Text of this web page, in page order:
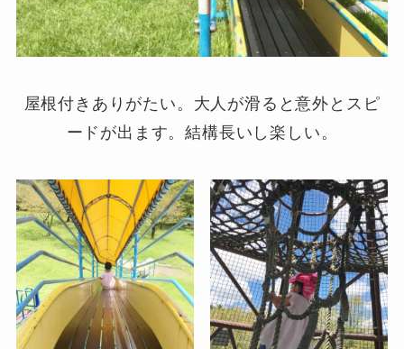
屋根付きありがたい。大人が滑ると意外とスピ
ードが出ます。結構長いし楽しい。